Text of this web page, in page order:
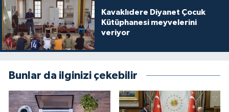
Kavaklıdere Diyanet Çocuk
Kütüphanesi meyvelerini
veriyor
Bunlar da ilginizi çekebilir
Hakkari Müftülüğü
Hatay Müftülüğü
Isparta Müftülüğü